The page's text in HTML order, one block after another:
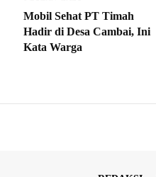
Mobil Sehat PT Timah
Hadir di Desa Cambai, Ini
Kata Warga